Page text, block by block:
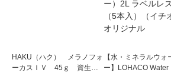
HAKU（ハク） メラノフォ
ーカスＩＶ 45ｇ 資生
【水・ミネラルウォ
ー】LOHACO Water